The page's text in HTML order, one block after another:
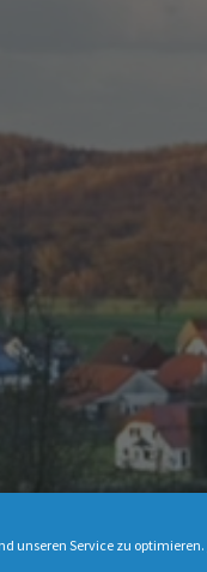
unseren Service zu optimieren.